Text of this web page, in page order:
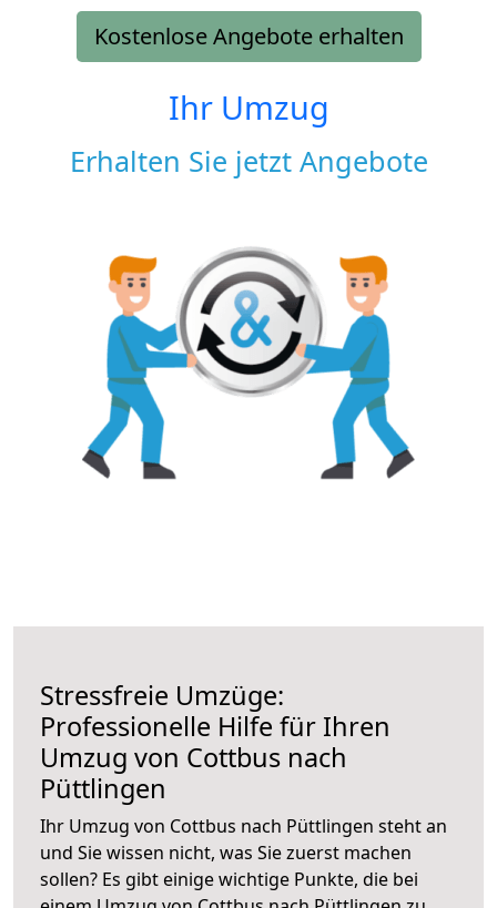
Kostenlose Angebote erhalten
Ihr Umzug
Erhalten Sie jetzt Angebote
Stressfreie Umzüge:
Professionelle Hilfe für Ihren
Umzug von Cottbus nach
Püttlingen
Ihr Umzug von Cottbus nach Püttlingen steht an
und Sie wissen nicht, was Sie zuerst machen
sollen? Es gibt einige wichtige Punkte, die bei